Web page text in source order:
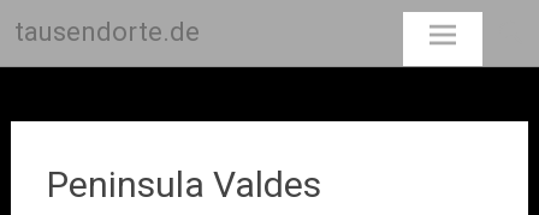
tausendorte.de
Peninsula Valdes